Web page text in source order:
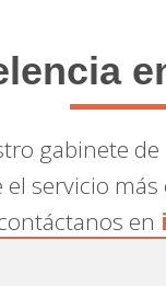
gabinete de
servicio
en